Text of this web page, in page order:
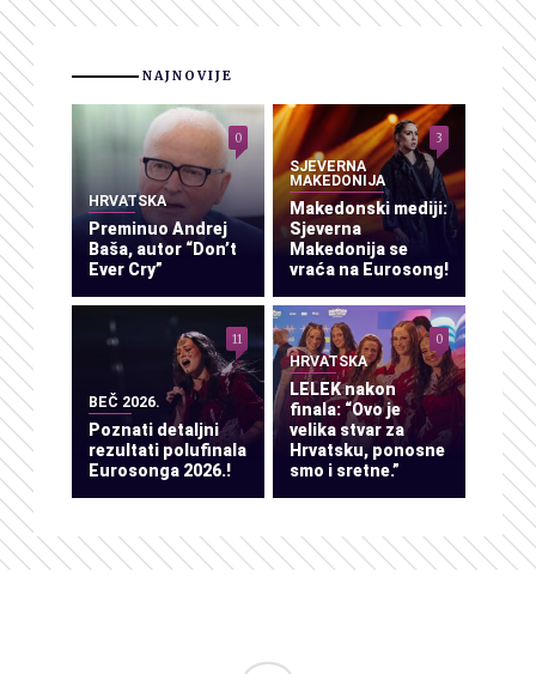
NAJNOVIJE
HRVATSKA
Preminuo Andrej
Baša, autor “Don’t
Ever Cry”
0
SJEVERNA
MAKEDONIJA
Makedonski mediji:
Sjeverna
Makedonija se
vraća na Eurosong!
3
BEČ 2026.
Poznati detaljni
rezultati polufinala
Eurosonga 2026.!
11
HRVATSKA
LELEK nakon
finala: “Ovo je
velika stvar za
Hrvatsku, ponosne
smo i sretne.”
0